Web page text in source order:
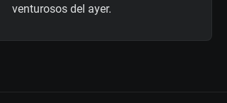
venturosos del ayer.